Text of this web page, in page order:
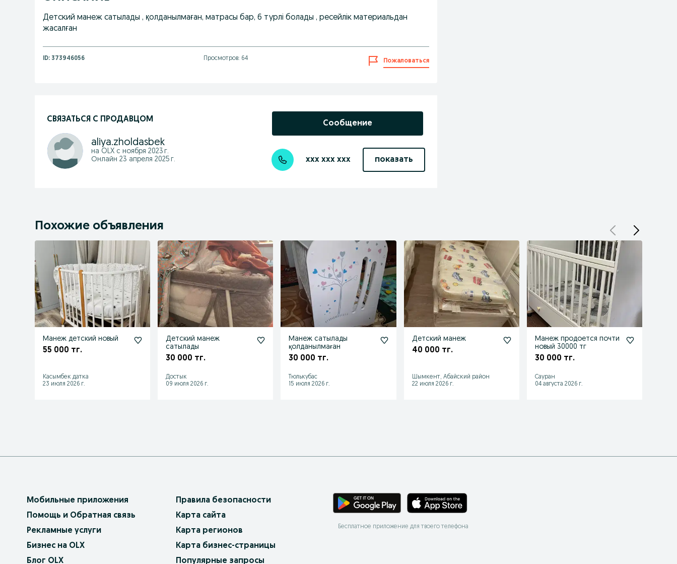
Детский манеж сатылады , қолданылмаған, матрасы бар, 6 турлі болады , ресейлік материальдан
жасалған
ID: 373946056 Просмотров: 64 Пожаловаться
СВЯЗАТЬСЯ С ПРОДАВЦОМ
aliya.zholdasbek
на OLX с ноября 2023 г.
Онлайн 23 апреля 2025 г.
Сообщение
xxx xxx xxx показать
Похожие объявления
Манеж детский новый
55 000 тг.
Касымбек датка
23 июля 2026 г.
Детский манеж
сатылады
30 000 тг.
Достык
09 июля 2026 г.
Манеж сатылады
қолданылмаған
30 000 тг.
Тюлькубас
15 июля 2026 г.
Детский манеж
40 000 тг.
Шымкент, Абайский район
22 июля 2026 г.
Манеж продоется почти
новый 30000 тг
30 000 тг.
Сауран
04 августа 2026 г.
Мобильные приложения
Помощь и Обратная связь
Рекламные услуги
Бизнес на OLX
Блог OLX
Правила безопасности
Карта сайта
Карта регионов
Карта бизнес-страницы
Популярные запросы
Бесплатное приложение для твоего телефона